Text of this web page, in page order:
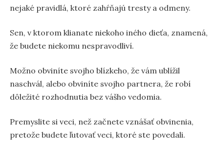
nejaké pravidlá, ktoré zahŕňajú tresty a odmeny.
Sen, v ktorom klianate niekoho iného dieťa, znamená,
že budete niekomu nespravodliví.
Možno obviníte svojho blízkeho, že vám ublížil
naschvál, alebo obviníte svojho partnera, že robí
dôležité rozhodnutia bez vášho vedomia.
Premyslite si veci, než začnete vznášať obvinenia,
pretože budete ľutovať veci, ktoré ste povedali.